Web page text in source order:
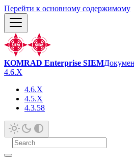
Перейти к основному содержимому
KOMRAD Enterprise SIEM
4.6.X
4.6.X
4.5.X
4.3.58